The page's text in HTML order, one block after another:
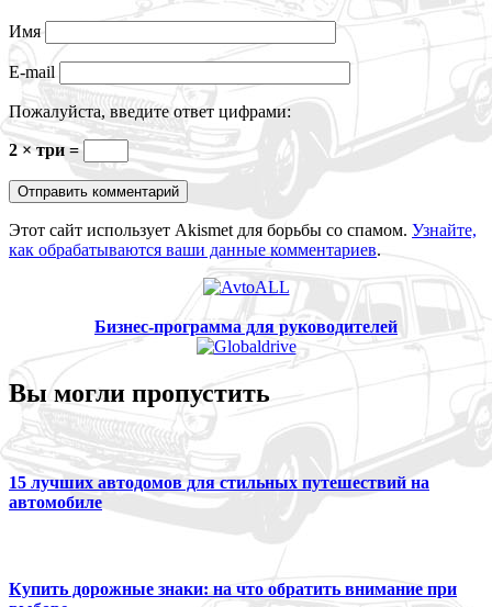
Имя
E-mail
Пожалуйста, введите ответ цифрами:
2 × три =
Этот сайт использует Akismet для борьбы со спамом. Узнайте,
как обрабатываются ваши данные комментариев.
Бизнес-программа для руководителей
Вы могли пропустить
15 лучших автодомов для стильных путешествий на
автомобиле
Купить дорожные знаки: на что обратить внимание при